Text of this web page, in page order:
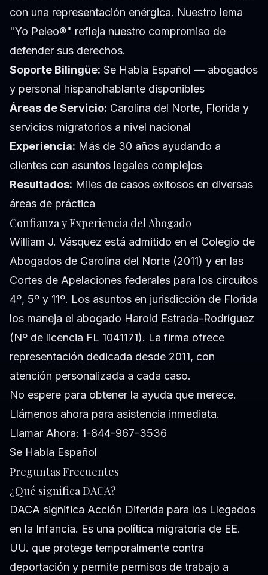
con una representación enérgica. Nuestro lema
"Yo Peleo®" refleja nuestro compromiso de
defender sus derechos.
Soporte Bilingüe: Se Habla Español — abogados
y personal hispanohablante disponibles
Áreas de Servicio: Carolina del Norte, Florida y
servicios migratorios a nivel nacional
Experiencia: Más de 30 años ayudando a
clientes con asuntos legales complejos
Resultados: Miles de casos exitosos en diversas
áreas de práctica
Confianza y Experiencia del Abogado
William J. Vásquez está admitido en el Colegio de
Abogados de Carolina del Norte (2011) y en las
Cortes de Apelaciones federales para los circuitos
4º, 5º y 11º. Los asuntos en jurisdicción de Florida
los maneja el abogado Harold Estrada-Rodríguez
(Nº de licencia FL 1041171). La firma ofrece
representación dedicada desde 2011, con
atención personalizada a cada caso.
No espere para obtener la ayuda que merece.
Llámenos ahora para asistencia inmediata.
Llamar Ahora: 1-844-967-3536
Se Habla Español
Preguntas Frecuentes
¿Qué significa DACA?
DACA significa Acción Diferida para los Llegados
en la Infancia. Es una política migratoria de EE.
UU. que protege temporalmente contra
deportación y permite permisos de trabajo a